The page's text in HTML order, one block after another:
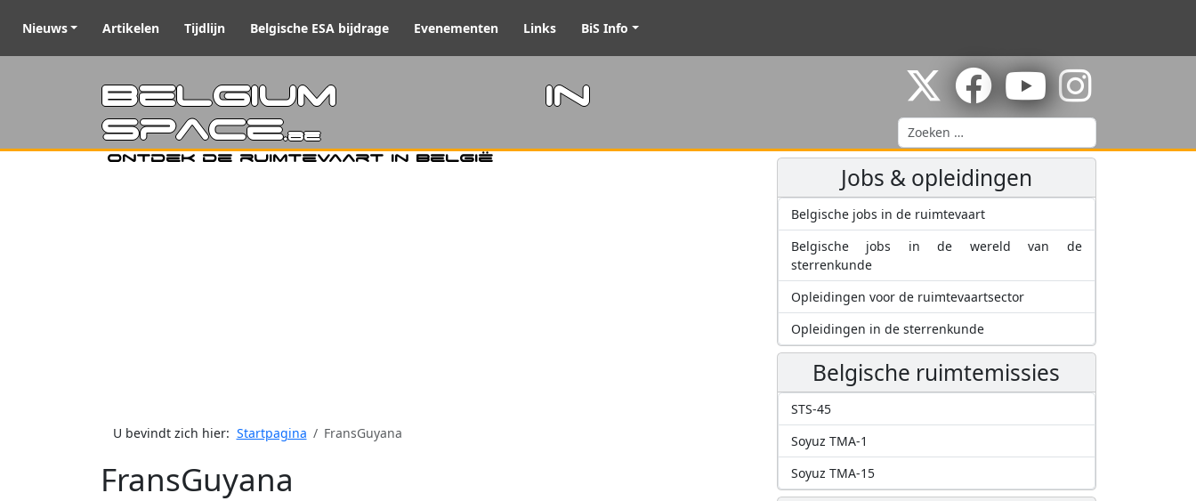
Nieuws Artikelen Tijdlijn Belgische ESA bijdrage Evenementen Links BiS Info
Belgium in
Space.be
Ontdek de ruimtevaart in België
Zoeken
U bevindt zich hier: Startpagina FransGuyana
FransGuyana
Jobs & opleidingen
Belgische jobs in de ruimtevaart
Belgische jobs in de wereld van de
sterrenkunde
Opleidingen voor de ruimtevaartsector
Opleidingen in de sterrenkunde
Belgische ruimtemissies
STS-45
Soyuz TMA-1
Soyuz TMA-15